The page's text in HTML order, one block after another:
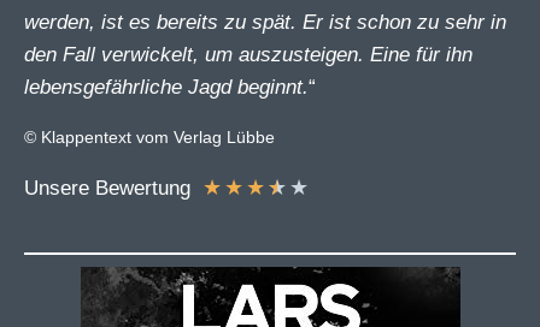
werden, ist es bereits zu spät. Er ist schon zu sehr in
den Fall verwickelt, um auszusteigen. Eine für ihn
lebensgefährliche Jagd beginnt.“
© Klappentext vom Verlag Lübbe
Unsere Bewertung ★ ★ ★ ★ ★